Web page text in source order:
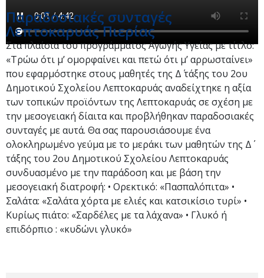
Παραδοσιακές συνταγές
Λεπτοκαρυάς Πιερίας
Στα πλαίσια του προγράμματος Αγωγής Υγείας με τίτλο:
«Τρώω ότι μ’ ομορφαίνει και πετώ ότι μ’ αρρωσταίνει»
που εφαρμόστηκε στους μαθητές της Δ΄ τάξης του 2ου
Δημοτικού Σχολείου Λεπτοκαρυάς αναδείχτηκε η αξία
των τοπικών προϊόντων της Λεπτοκαρυάς σε σχέση με
την μεσογειακή δίαιτα και προβλήθηκαν παραδοσιακές
συνταγές με αυτά. Θα σας παρουσιάσουμε ένα
ολοκληρωμένο γεύμα με το μεράκι των μαθητών της Δ΄
τάξης του 2ου Δημοτικού Σχολείου Λεπτοκαρυάς
συνδυασμένο με την παράδοση και με βάση την
μεσογειακή διατροφή: • Ορεκτικό: «Πασπαλόπιτα» •
Σαλάτα: «Σαλάτα χόρτα με ελιές και κατσικίσιο τυρί» •
Κυρίως πιάτο: «Σαρδέλες με τα λάχανα» • Γλυκό ή
επιδόρπιο : «κυδώνι γλυκό»